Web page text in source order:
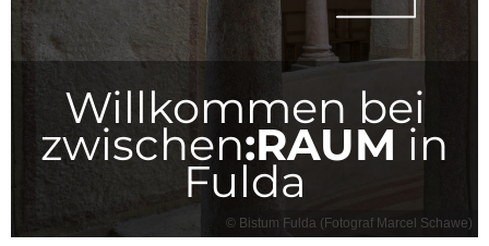
Willkommen bei
zwischen:RAUM in
Fulda
© Bistum Fulda (Fotograf Marcel Schawe)